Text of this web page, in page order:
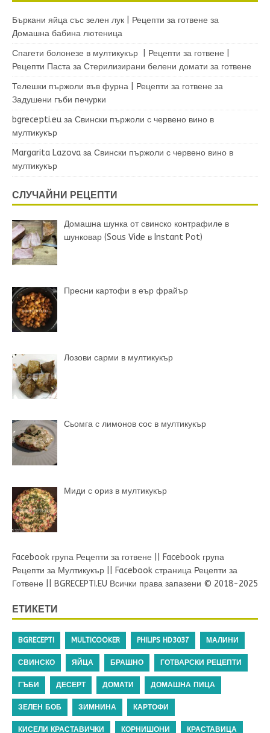
Бъркани яйца със зелен лук | Рецепти за готвене за
Домашна бабина лютеница
Спагети болонезе в мултикукър | Рецепти за готвене |
Рецепти Паста за Стерилизирани белени домати за готвене
Телешки пържоли във фурна | Рецепти за готвене за
Задушени гъби печурки
bgrecepti.eu за Свински пържоли с червено вино в
мултикукър
Margarita Lazova за Свински пържоли с червено вино в
мултикукър
СЛУЧАЙНИ РЕЦЕПТИ
Домашна шунка от свинско контрафиле в
шунковар (Sous Vide в Instant Pot)
Пресни картофи в еър фрайър
Лозови сарми в мултикукър
Сьомга с лимонов сос в мултикукър
Миди с ориз в мултикукър
Facebook група Рецепти за готвене
Facebook група
Рецепти за Мултикукър
Facebook страница Рецепти за
Готвене
BGRECEPTI.EU Всички права запазени © 2018-2025
ЕТИКЕТИ
BGRECEPTI MULTICOOKER PHILIPS HD3037 МАЛИНИ
СВИНСКО ЯЙЦА БРАШНО ГОТВАРСКИ РЕЦЕПТИ
ГЪБИ ДЕСЕРТ ДОМАТИ ДОМАШНА ПИЦА
ЗЕЛЕН БОБ ЗИМНИНА КАРТОФИ
КИСЕЛИ КРАСТАВИЧКИ КОРНИШОНИ КРАСТАВИЦА